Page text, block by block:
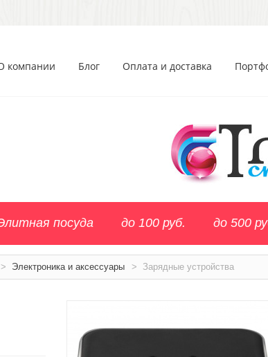
компании Блог Оплата и доставка
посуда до 100 руб. до 500
> Электроника и аксессуары > Зарядные устройства